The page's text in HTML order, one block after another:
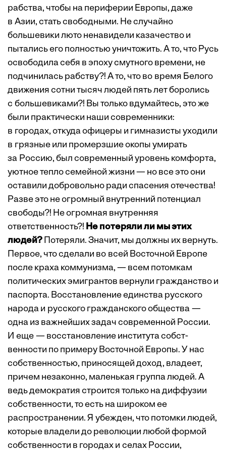
рабства, чтобы на периферии Европы, даже
в Азии, стать свободными. Не случайно
большевики люто ненавидели казачество и
пытались его полностью уничтожить. А то, что Русь
освободила себя в эпоху смутного времени, не
подчинилась рабству?! А то, что во время Белого
движения сотни тысяч людей пять лет боролись
с большевиками?! Вы только вдумайтесь, это же
были практически наши современники:
в городах, откуда офицеры и гимназисты уходили
в грязные или промерзшие окопы умирать
за Россию, был современный уровень комфорта,
уютное тепло семейной жизни — но все это они
оставили добровольно ради спасения отечества!
Разве это не огромный внутренний потенциал
свободы?! Не огромная внутренняя
ответственность?! Не потеряли ли мы этих
людей? Потеряли. Значит, мы должны их вернуть.
Первое, что сделали во всей Восточной Европе
после краха коммунизма, — всем потомкам
политических эмигрантов вернули гражданство и
паспорта. Восстановление единства русского
народа и русского гражданского общества —
одна из ­важнейших задач ­современной России.
И еще — ­восстановление института собст­
венности по примеру Восточной Европы. У нас
собственностью, приносящей доход, владеет,
причем незаконно, маленькая группа людей. А
ведь демократия строится только на диффузии
собственности, то есть на широком ее
распространении. Я убежден, что потомки людей,
которые владели до революции любой формой
собст­венности в городах и селах России,